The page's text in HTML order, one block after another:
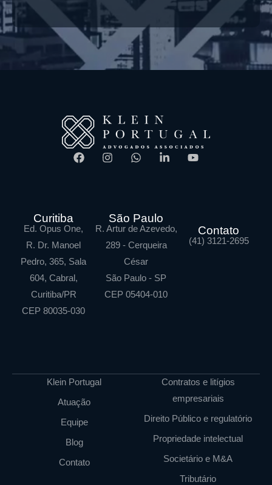
Curitiba
Ed. Opus One,
R. Dr. Manoel
Pedro, 365, Sala
604, Cabral,
Curitiba/PR
CEP 80035-030
São Paulo
R. Artur de Azevedo,
289 - Cerqueira
César
São Paulo - SP
CEP 05404-010
Contato
(41) 3121-2695
Klein Portugal
Atuação
Equipe
Blog
Contato
Contratos e litígios
empresariais
Direito Público e regulatório
Propriedade intelectual
Societário e M&A
Tributário